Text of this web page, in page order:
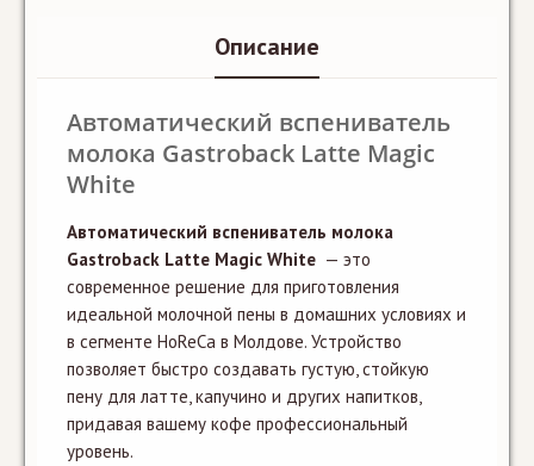
Описание
Автоматический вспениватель
молока Gastroback Latte Magic
White
Автоматический вспениватель молока
Gastroback Latte Magic White — это
современное решение для приготовления
идеальной молочной пены в домашних условиях и
в сегменте HoReCa в Молдове. Устройство
позволяет быстро создавать густую, стойкую
пену для латте, капучино и других напитков,
придавая вашему кофе профессиональный
уровень.